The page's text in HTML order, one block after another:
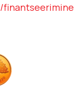
finantseerimine